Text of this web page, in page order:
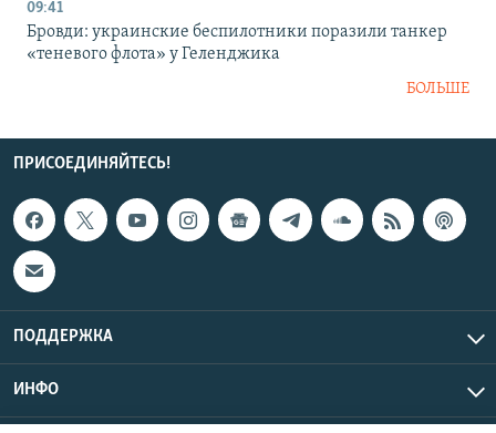
09:41
Бровди: украинские беспилотники поразили танкер
«теневого флота» у Геленджика
БОЛЬШЕ
ПРИСОЕДИНЯЙТЕСЬ!
ПОДДЕРЖКА
ИНФО